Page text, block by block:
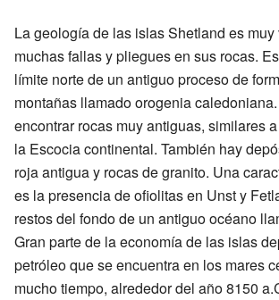
La geología de las islas Shetland es
muchas fallas y pliegues en sus rocas.
límite norte de un antiguo proceso de
montañas llamado orogenia
encontrar rocas muy antiguas, similares
la Escocia continental. También hay
roja antigua y rocas de granito. Una
es la presencia de ofiolitas en Unst y
restos del fondo de un antiguo océano
Gran parte de la economía de las islas
petróleo que se encuentra en los mares
mucho tiempo, alrededor del año 8150